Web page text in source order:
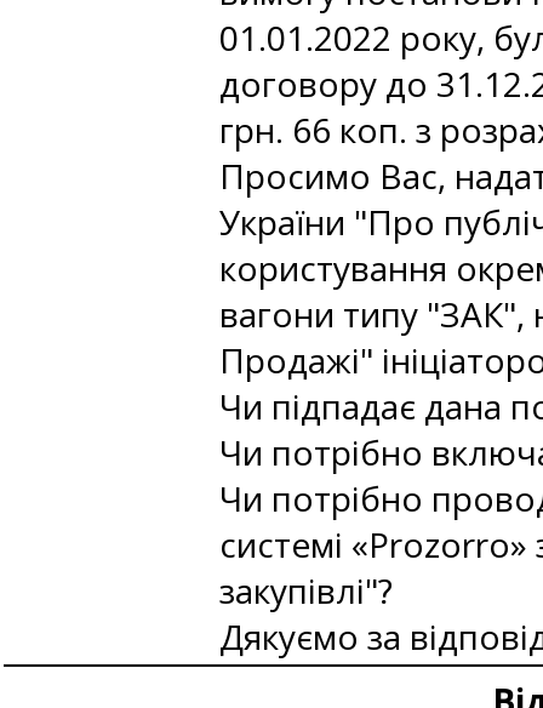
01.01.2022 року,
договору до
грн. 66 коп. з
Просимо Вас,
України "Про
користування
вагони типу "ЗАК",
Продажі"
Чи підпадає дана
Чи потрібно
Чи потрібно
системі «Prozorro»
закупівлі"?
Дякуємо за